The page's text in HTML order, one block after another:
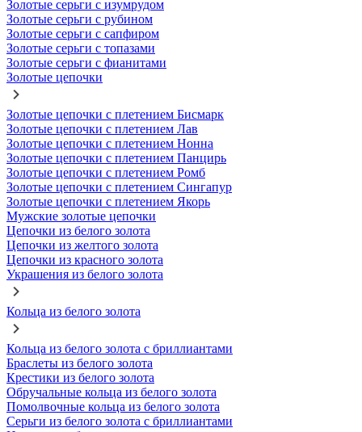
Золотые серьги с изумрудом
Золотые серьги с рубином
Золотые серьги с сапфиром
Золотые серьги с топазами
Золотые серьги с фианитами
Золотые цепочки
Золотые цепочки с плетением Бисмарк
Золотые цепочки с плетением Лав
Золотые цепочки с плетением Нонна
Золотые цепочки с плетением Панцирь
Золотые цепочки с плетением Ромб
Золотые цепочки с плетением Сингапур
Золотые цепочки с плетением Якорь
Мужские золотые цепочки
Цепочки из белого золота
Цепочки из желтого золота
Цепочки из красного золота
Украшения из белого золота
Кольца из белого золота
Кольца из белого золота с бриллиантами
Браслеты из белого золота
Крестики из белого золота
Обручальные кольца из белого золота
Помолвочные кольца из белого золота
Серьги из белого золота с бриллиантами